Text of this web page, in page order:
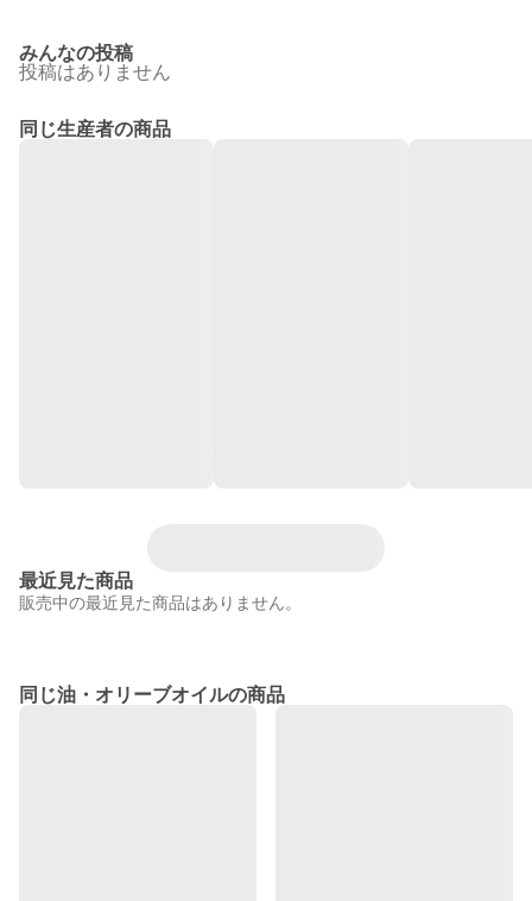
みんなの投稿
投稿はありません
同じ生産者の商品
最近見た商品
販売中の最近見た商品はありません。
同じ油・オリーブオイルの商品